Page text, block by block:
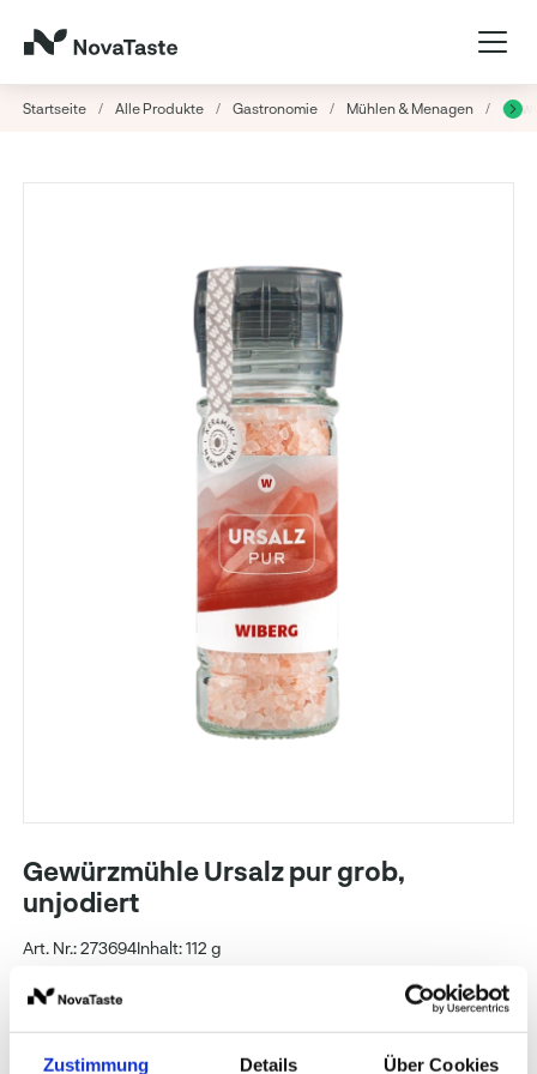
Zustimmung Details Über Cookies
Startseite / Alle Produkte / Gastronomie / Mühlen & Menagen /
Gewürzmühle Ursalz pur grob,
unjodiert
Art. Nr.: 273694Inhalt: 112 g
WIBERG
Preise und Verfügbarkeit sehen unsere